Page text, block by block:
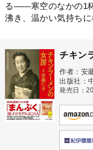
る――寒空のなかの1
沸き、温かい気持ちに
チキン
作者：安
出版社：
発売日：